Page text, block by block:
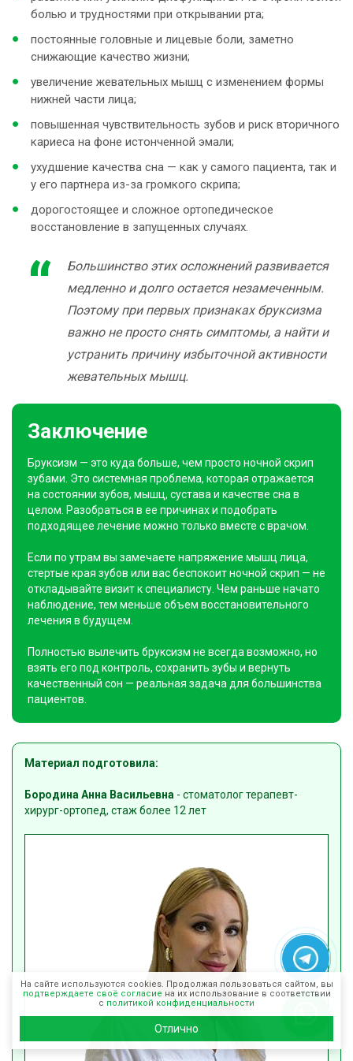
болью и трудностями при открывании рта;
постоянные головные и лицевые боли, заметно
снижающие качество жизни;
увеличение жевательных мышц с изменением формы
нижней части лица;
повышенная чувствительность зубов и риск вторичного
кариеса на фоне истонченной эмали;
ухудшение качества сна — как у самого пациента, так и
у его партнера из-за громкого скрипа;
дорогостоящее и сложное ортопедическое
восстановление в запущенных случаях.
Большинство этих осложнений развивается
медленно и долго остается незамеченным.
Поэтому при первых признаках бруксизма
важно не просто снять симптомы, а найти и
устранить причину избыточной активности
жевательных мышц.
Заключение
Бруксизм — это куда больше, чем просто ночной скрип
зубами. Это системная проблема, которая отражается
на состоянии зубов, мышц, сустава и качестве сна в
целом. Разобраться в ее причинах и подобрать
подходящее лечение можно только вместе с врачом.
Если по утрам вы замечаете напряжение мышц лица,
стертые края зубов или вас беспокоит ночной скрип — не
откладывайте визит к специалисту. Чем раньше начато
наблюдение, тем меньше объем восстановительного
лечения в будущем.
Полностью вылечить бруксизм не всегда возможно, но
взять его под контроль, сохранить зубы и вернуть
качественный сон — реальная задача для большинства
пациентов.
Материал подготовила:
Бородина Анна Васильевна - стоматолог терапевт-
хирург-ортопед, стаж более 12 лет
На сайте используются cookies. Продолжая пользоваться сайтом, вы
подтверждаете своё согласие на их использование в соответствии
с политикой конфиденциальности
Отлично